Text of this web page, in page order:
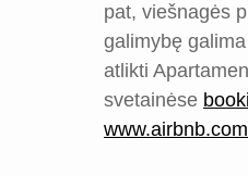
pat, viešnagės
galimybę
atlikti
svetainėse
www.airbnb.com